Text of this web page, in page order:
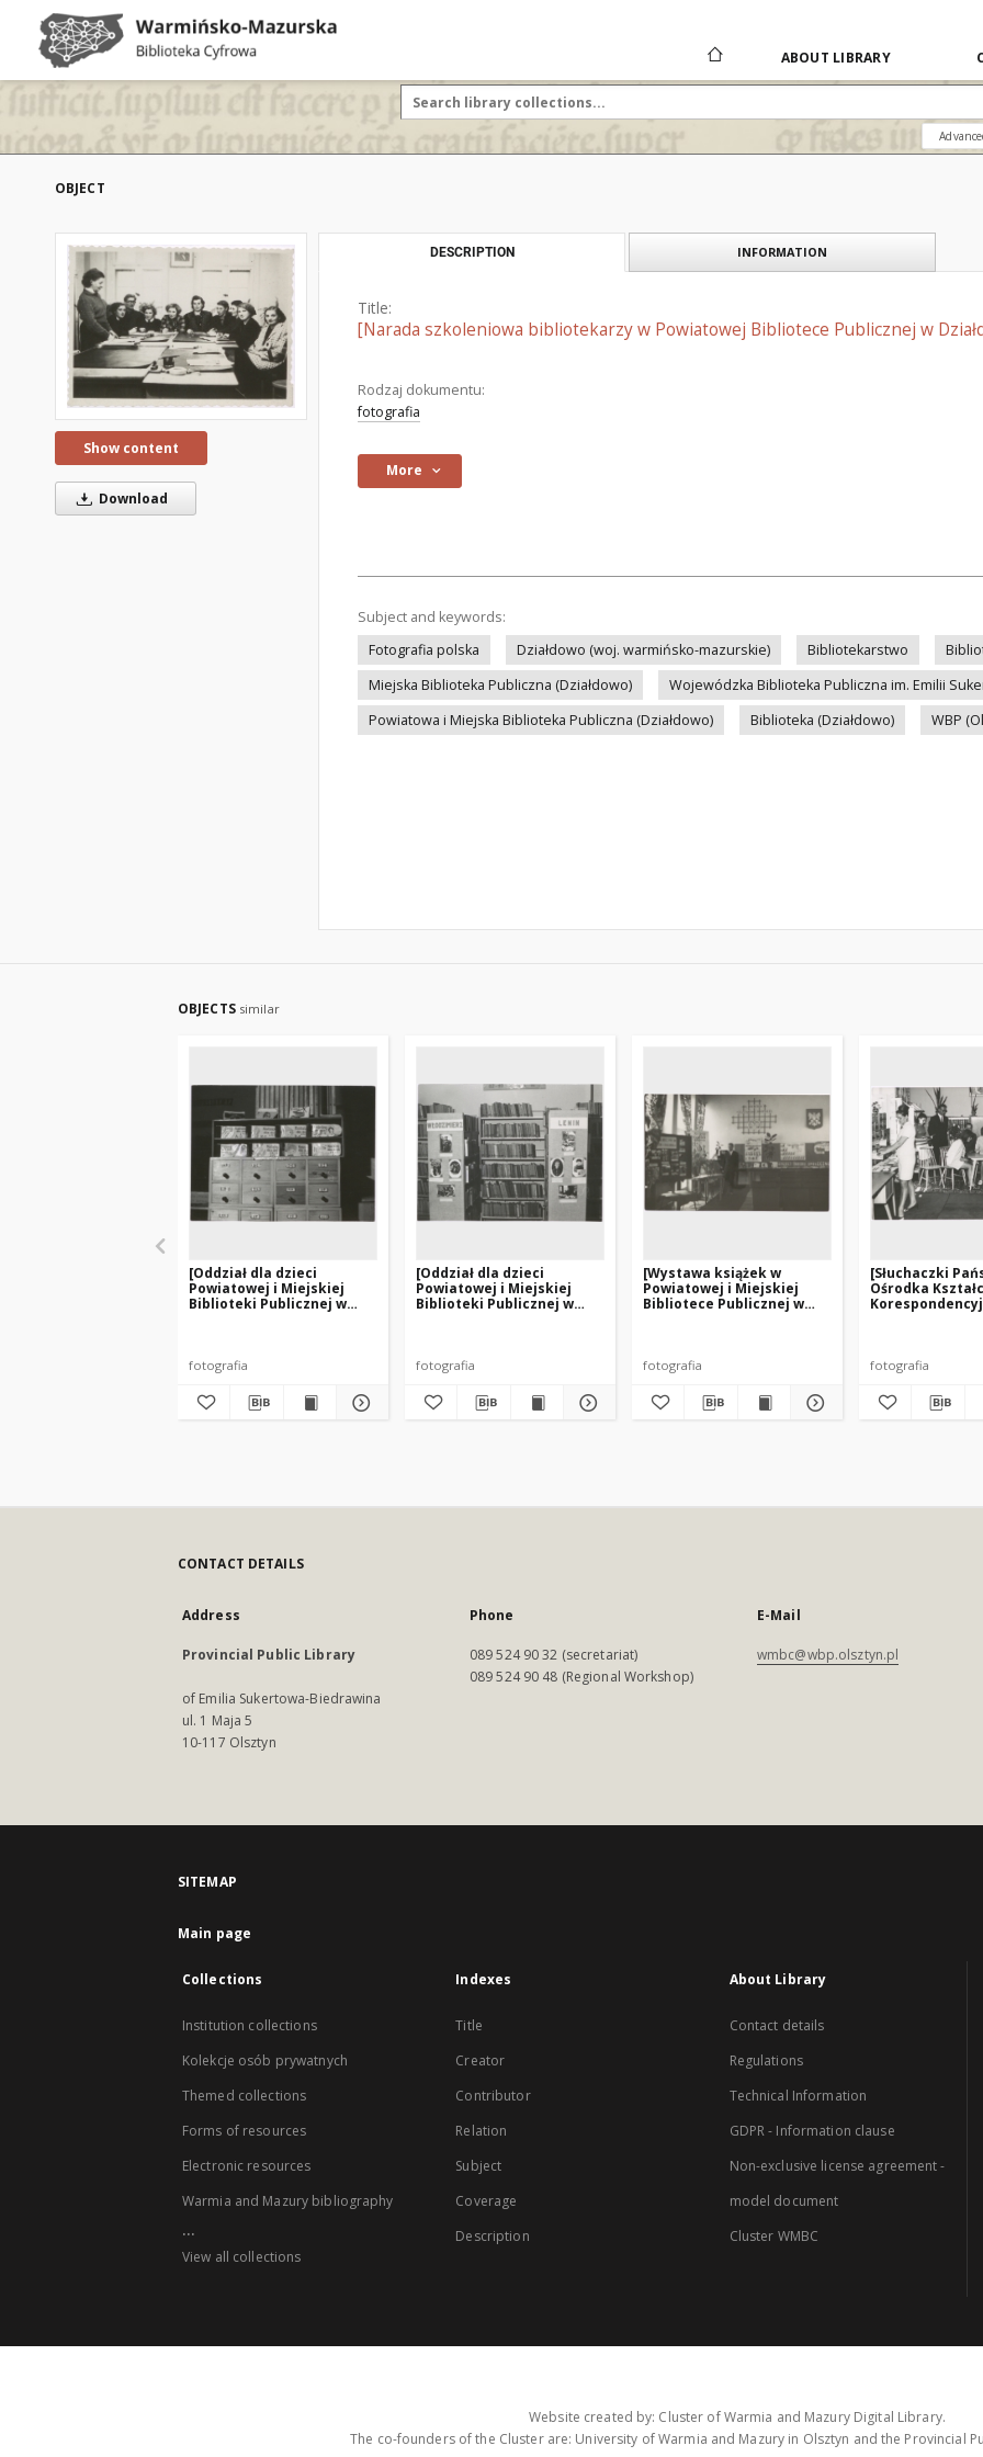
ABOUT LIBRARY
OBJECT
Show content
Download
DESCRIPTION INFORMATION
Title:
[Narada szkoleniowa bibliotekarzy w Powiatowej Bibliotece Publicznej w
Rodzaj dokumentu:
fotografia
More
Subject and keywords:
Fotografia polska
Działdowo (woj. warmińsko-mazurskie) Bibliotekarstwo
Miejska Biblioteka Publiczna (Działdowo)
Wojewódzka Biblioteka Publiczna im. Emilii
Powiatowa i Miejska Biblioteka Publiczna (Działdowo)
Biblioteka (Działdowo) WBP
OBJECTS similar
[Oddział dla dzieci
Powiatowej i Miejskiej
Biblioteki Publicznej w
fotografia
[Oddział dla dzieci
Powiatowej i Miejskiej
Biblioteki Publicznej w
fotografia
[Wystawa książek w
Powiatowej i Miejskiej
Bibliotece Publicznej w
fotografia
[Słuchaczki
Ośrodka
fotografia
CONTACT DETAILS
Address
Provincial Public Library
of Emilia Sukertowa-Biedrawina
ul. 1 Maja 5
10-117 Olsztyn
Phone
089 524 90 32 (secretariat)
089 524 90 48 (Regional Workshop)
E-Mail
wmbc@wbp.olsztyn.pl
SITEMAP
Main page
Collections
Institution collections
Kolekcje osób prywatnych
Themed collections
Forms of resources
Electronic resources
Warmia and Mazury bibliography
...
View all collections
Indexes
Title
Creator
Contributor
Relation
Subject
Coverage
Description
About Library
Contact details
Regulations
Technical Information
GDPR - Information clause
Non-exclusive license agreement -
model document
Cluster WMBC
Website created by: Cluster of Warmia and Mazury Digital Library.
The co-founders of the Cluster are: University of Warmia and Mazury in Olsztyn and the Provincial